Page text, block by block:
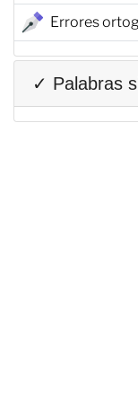
Errores
✓ Palabras